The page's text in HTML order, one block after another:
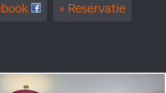
Reservatie